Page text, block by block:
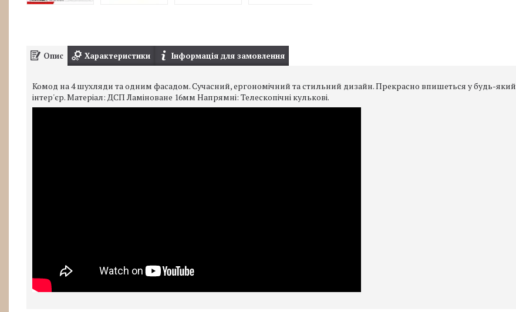
Опис Характеристики Інформація для замовлення
Комод на 4 шухляди та одним фасадом. Сучасний, ергономічний та стильний дизайн. Прекрасно впишеться у будь-який
інтер'єр. Матеріал: ДСП Ламіноване 16мм Напрямні: Телескопічні кулькові.